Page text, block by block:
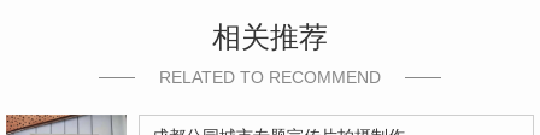
相关推荐
RELATED TO RECOMMEND